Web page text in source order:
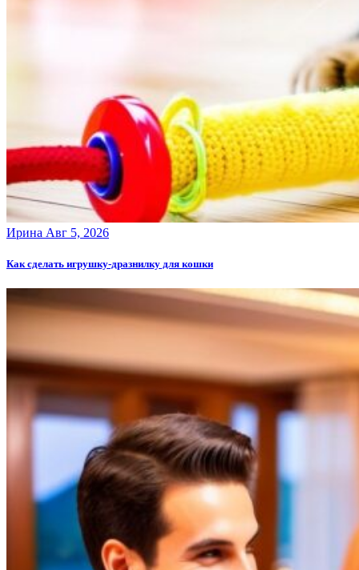
Ирина Авг 5, 2026
Как сделать игрушку-дразнилку для кошки